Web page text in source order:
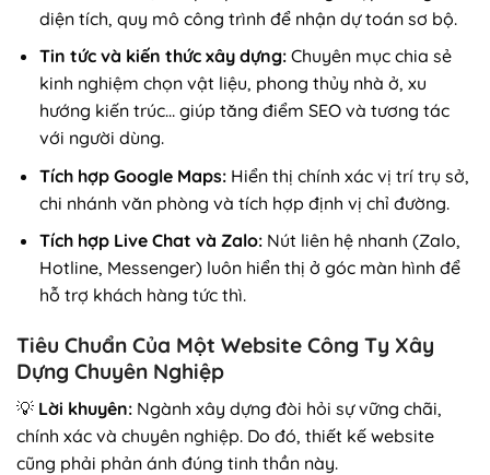
diện tích, quy mô công trình để nhận dự toán sơ bộ.
Tin tức và kiến thức xây dựng:Chuyên mục chia sẻ
kinh nghiệm chọn vật liệu, phong thủy nhà ở, xu
hướng kiến trúc… giúp tăng điểm SEO và tương tác
với người dùng.
Tích hợp Google Maps:Hiển thị chính xác vị trí trụ sở,
chi nhánh văn phòng và tích hợp định vị chỉ đường.
Tích hợp Live Chat và Zalo:Nút liên hệ nhanh (Zalo,
Hotline, Messenger) luôn hiển thị ở góc màn hình để
hỗ trợ khách hàng tức thì.
Tiêu Chuẩn Của Một Website Công Ty Xây
Dựng Chuyên Nghiệp
💡 Lời khuyên: Ngành xây dựng đòi hỏi sự vững chãi,
chính xác và chuyên nghiệp. Do đó, thiết kế website
cũng phải phản ánh đúng tinh thần này.